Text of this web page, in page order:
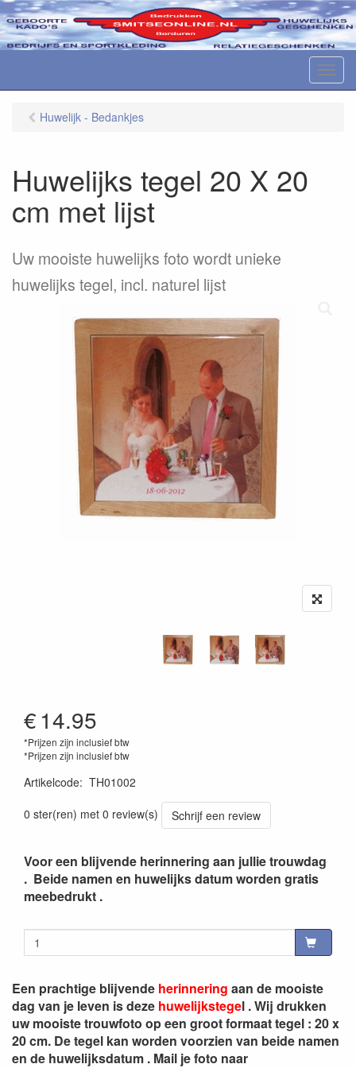
M
e
Huwelijk - Bedankjes
Huwelijks tegel 20 X 20
cm met lijst
Uw mooiste huwelijks foto wordt unieke
huwelijks tegel, incl. naturel lijst
€14.95
*Prijzen zijn inclusief btw
*Prijzen zijn inclusief btw
Artikelcode: TH01002
0 ster(ren) met 0 review(s)
Schrijf een review
Voor een blijvende herinnering aan jullie trouwdag
. Beide namen en huwelijks datum worden gratis
meebedrukt .
Een prachtige blijvende herinnering aan de mooiste
dag van je leven is deze huwelijkstegel . Wij drukken
uw mooiste trouwfoto op een groot formaat tegel : 20 x
20 cm. De tegel kan worden voorzien van beide namen
en de huwelijksdatum . Mail je foto naar